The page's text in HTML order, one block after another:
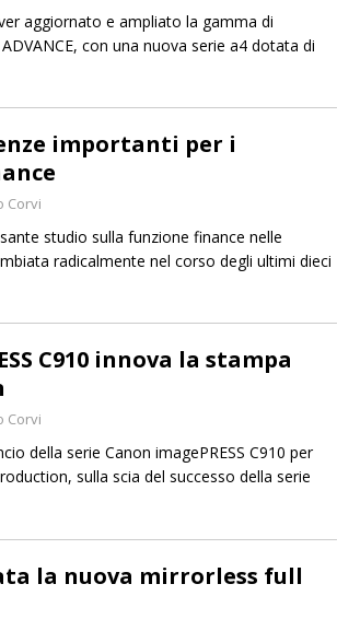
aggiornato e ampliato la gamma di
con una nuova serie a4 dotata di
importanti per i
Corvi
studio sulla funzione finance nelle
radicalmente nel corso degli ultimi dieci
C910 innova la stampa
Corvi
della serie Canon imagePRESS C910 per
sulla scia del successo della serie
la nuova mirrorless full